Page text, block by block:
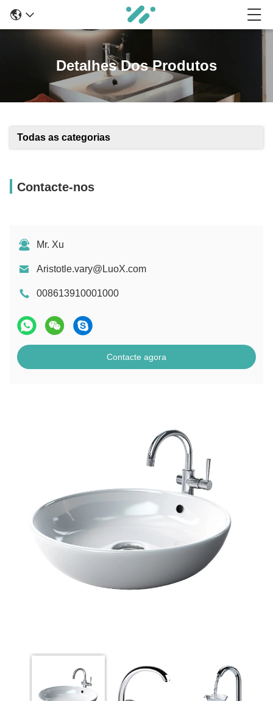
Detalhes Dos Produtos
Todas as categorias
Contacte-nos
Mr. Xu
Aristotle.vary@LuoX.com
008613910001000
Contacte agora